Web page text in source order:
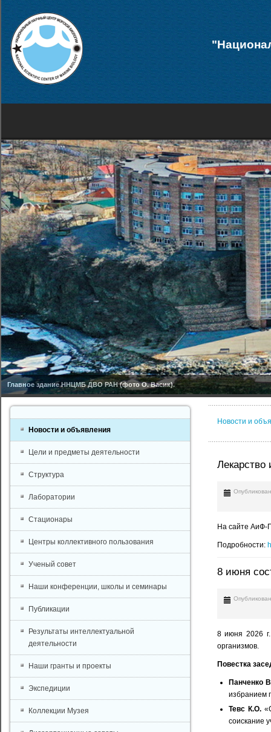
Главное здание ННЦМБ ДВО РАН (фото О. Васик).
Новости и
На сайте
Подробности:
8 июня
8 июня 2026
организмов.
Повестка
Панченко
избранием
Тевс К.О.
соискание
Новости и объявления
Цели и предметы деятельности
Структура
Лаборатории
Стационары
Центры коллективного пользования
Ученый совет
Наши конференции, школы и семинары
Публикации
Результаты интеллектуальной
деятельности
Наши гранты и проекты
Экспедиции
Коллекции Музея